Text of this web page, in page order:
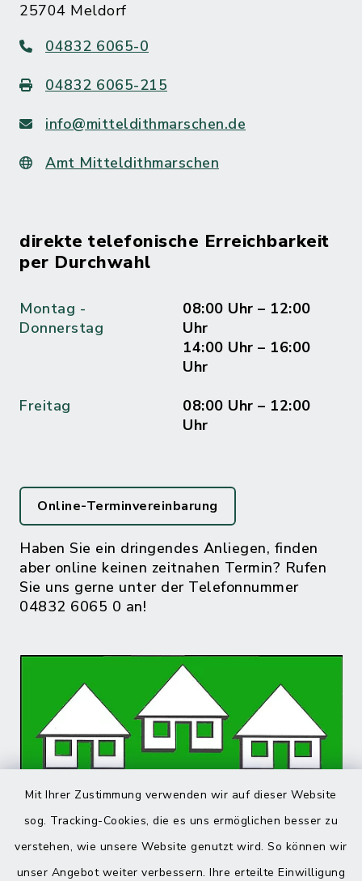
Mit Ihrer Zustimmung verwenden wir auf dieser Website
sog. Tracking-Cookies, die es uns ermöglichen besser zu
verstehen, wie unsere Website genutzt wird. So können wir
unser Angebot weiter verbessern. Ihre erteilte Einwilligung
25704 Meldorf
04832 6065-0
04832 6065-215
info@mitteldithmarschen.de
Amt Mitteldithmarschen
direkte telefonische Erreichbarkeit
per Durchwahl
Montag -
Donnerstag
08:00 Uhr – 12:00
Uhr
14:00 Uhr – 16:00
Uhr
Freitag
08:00 Uhr – 12:00
Uhr
Online-Terminvereinbarung
Haben Sie ein dringendes Anliegen, finden
aber online keinen zeitnahen Termin? Rufen
Sie uns gerne unter der Telefonnummer
04832 6065 0 an!